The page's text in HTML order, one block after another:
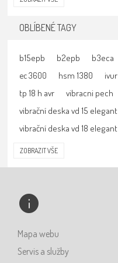
OBLÍBENÉ TAGY
b15epb b2epb b3eca
ec 3600 hsm 1380 ivur
tp 18 h avr
vibracni pech
vibrační deska vd 15 elegant
vibrační deska vd 18 elegant
ZOBRAZIT VŠE
Mapa webu
Servis a služby